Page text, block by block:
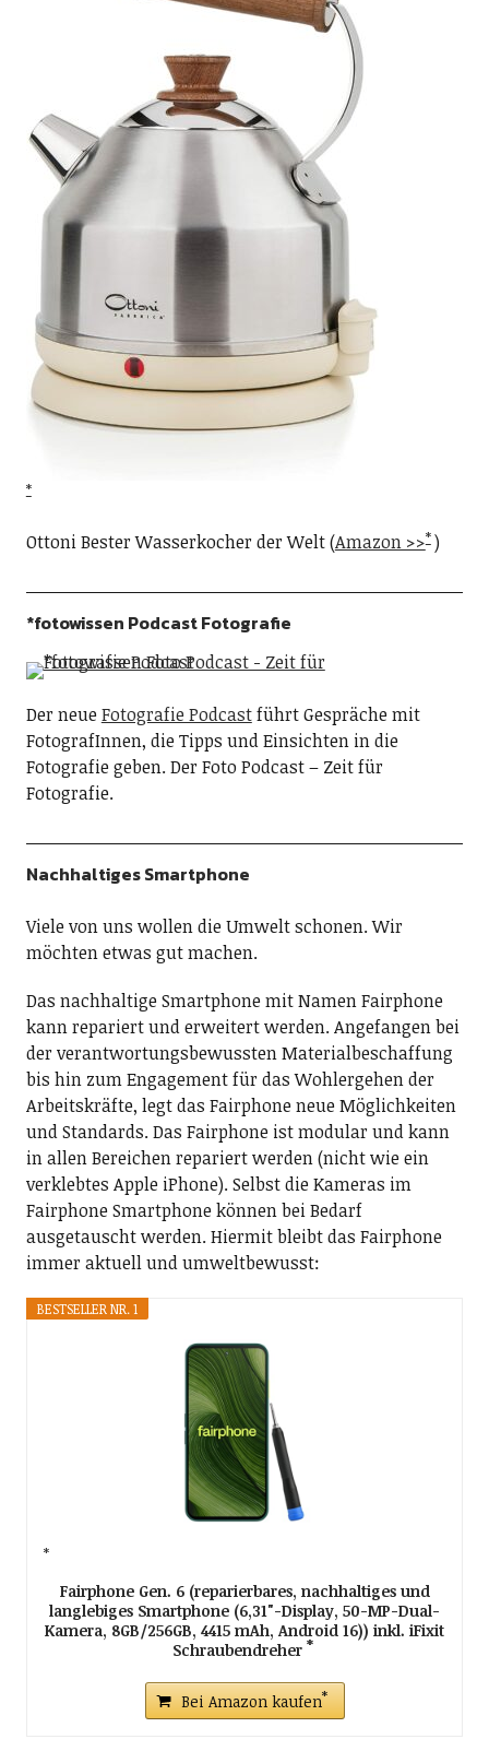
Ottoni Bester Wasserkocher der Welt (Amazon >> )
*fotowissen Podcast Fotografie
Der neueFotografie Podcastführt Gespräche mit
FotografInnen, die Tipps und Einsichten in die
Fotografie geben. Der Foto Podcast – Zeit für
Fotografie.
Nachhaltiges Smartphone
Viele von uns wollen die Umwelt schonen. Wir
möchten etwas gut machen.
Das nachhaltige Smartphone mit Namen Fairphone
kann repariert und erweitert werden. Angefangen bei
der verantwortungsbewussten Materialbeschaffung
bis hin zum Engagement für das Wohlergehen der
Arbeitskräfte, legt das Fairphone neue Möglichkeiten
und Standards. Das Fairphone ist modular und kann
in allen Bereichen repariert werden (nicht wie ein
verklebtes Apple iPhone). Selbst die Kameras im
Fairphone Smartphone können bei Bedarf
ausgetauscht werden. Hiermit bleibt das Fairphone
immer aktuell und umweltbewusst:
BESTSELLER NR. 1
Fairphone Gen. 6 (reparierbares, nachhaltiges und
langlebiges Smartphone (6,31"-Display, 50-MP-Dual-
Kamera, 8GB/256GB, 4415 mAh, Android 16)) inkl. iFixit
Schraubendreher
Bei Amazon kaufen